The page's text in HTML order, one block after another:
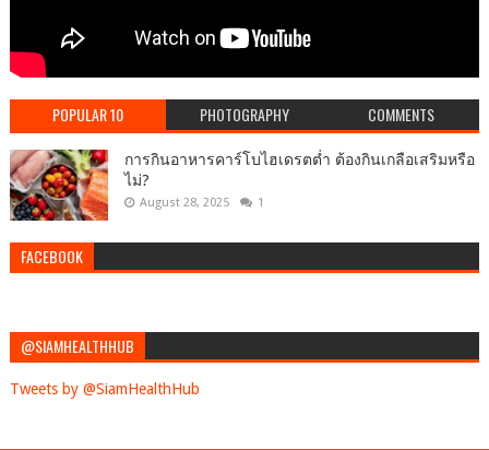
POPULAR 10 PHOTOGRAPHY COMMENTS
การกินอาหารคาร์โบไฮเดรตต่ำ ต้องกินเกลือเสริมหรือ
ไม่?
August 28, 2025 1
FACEBOOK
@SIAMHEALTHHUB
Tweets by @SiamHealthHub